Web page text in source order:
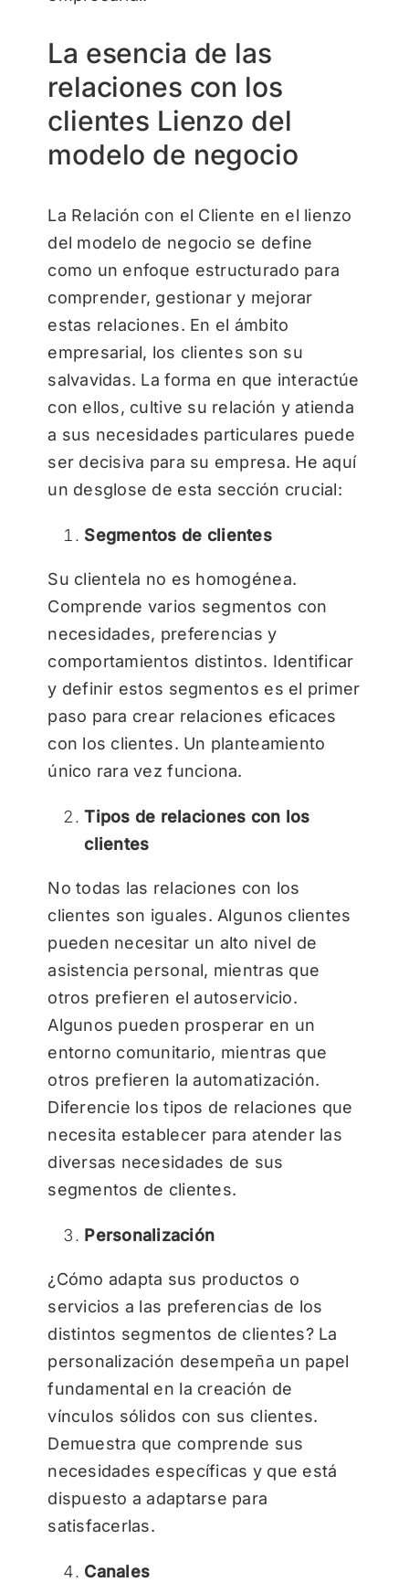
La esencia de las
relaciones con los
clientes Lienzo del
modelo de negocio
La Relación con el Cliente en el lienzo
del modelo de negocio se define
como un enfoque estructurado para
comprender, gestionar y mejorar
estas relaciones. En el ámbito
empresarial, los clientes son su
salvavidas. La forma en que interactúe
con ellos, cultive su relación y atienda
a sus necesidades particulares puede
ser decisiva para su empresa. He aquí
un desglose de esta sección crucial:
Segmentos de clientes
Su clientela no es homogénea.
Comprende varios segmentos con
necesidades, preferencias y
comportamientos distintos. Identificar
y definir estos segmentos es el primer
paso para crear relaciones eficaces
con los clientes. Un planteamiento
único rara vez funciona.
Tipos de relaciones con los
clientes
No todas las relaciones con los
clientes son iguales. Algunos clientes
pueden necesitar un alto nivel de
asistencia personal, mientras que
otros prefieren el autoservicio.
Algunos pueden prosperar en un
entorno comunitario, mientras que
otros prefieren la automatización.
Diferencie los tipos de relaciones que
necesita establecer para atender las
diversas necesidades de sus
segmentos de clientes.
Personalización
¿Cómo adapta sus productos o
servicios a las preferencias de los
distintos segmentos de clientes? La
personalización desempeña un papel
fundamental en la creación de
vínculos sólidos con sus clientes.
Demuestra que comprende sus
necesidades específicas y que está
dispuesto a adaptarse para
satisfacerlas.
Canales